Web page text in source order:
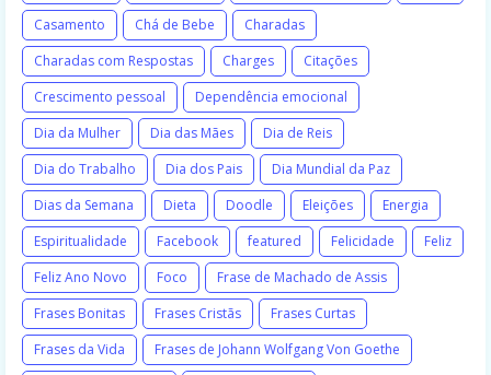
Casamento
Chá de Bebe
Charadas
Charadas com Respostas
Charges
Citações
Crescimento pessoal
Dependência emocional
Dia da Mulher
Dia das Mães
Dia de Reis
Dia do Trabalho
Dia dos Pais
Dia Mundial da Paz
Dias da Semana
Dieta Doodle Eleições
Energia
Espiritualidade
Facebook featured Felicidade
Feliz
Feliz Ano Novo
Foco
Frase de Machado de Assis
Frases Bonitas
Frases Cristãs
Frases Curtas
Frases da Vida
Frases de Johann Wolfgang Von Goethe